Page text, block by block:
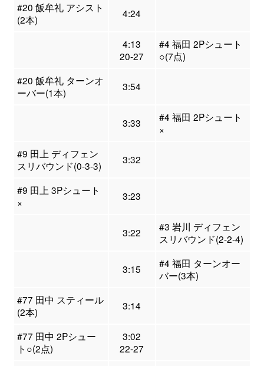
#20 飯牟礼 アシスト
(2本)
4:24
4:13
20-27
#4 福田 2Pシュート
○(7点)
#20 飯牟礼 ターンオ
ーバー(1本)
3:54
3:33
#4 福田 2Pシュート
×
#9 田上 ディフェン
スリバウンド(0-3-3)
3:32
#9 田上 3Pシュート
×
3:23
3:22
#3 岩川 ディフェン
スリバウンド(2-2-4)
3:15
#4 福田 ターンオー
バー(3本)
#77 田中 スティール
(2本)
3:14
#77 田中 2Pシュー
ト○(2点)
3:02
22-27